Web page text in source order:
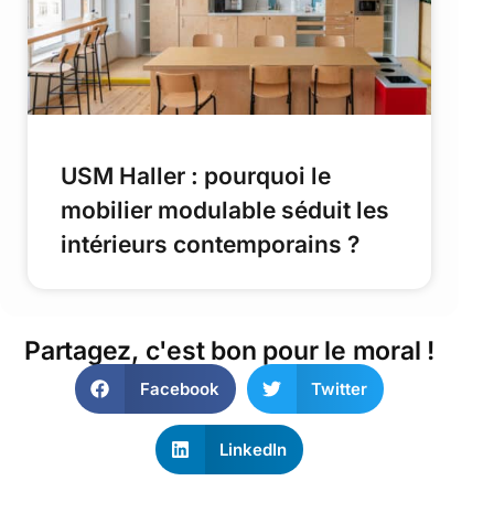
USM Haller : pourquoi le
mobilier modulable séduit les
intérieurs contemporains ?
Partagez, c'est bon pour le moral !
Facebook Twitter
LinkedIn